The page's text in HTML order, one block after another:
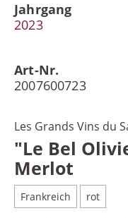
Jahrgang
2023
Art-Nr.
2007600723
Les Grands Vins du
"Le Bel
Merlot
Frankreich rot